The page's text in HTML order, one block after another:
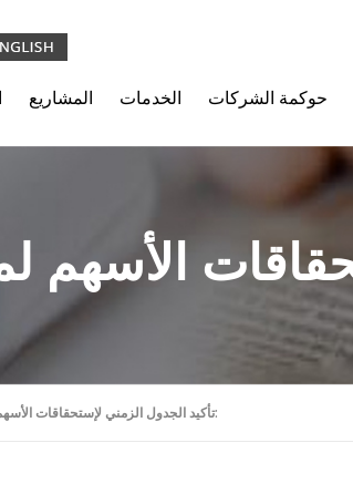
المشاريع الخدمات حوكمة الشركات
تأكيد الجدول الزمني لإستحقاقات الأسهم لمساهمي الشركة: